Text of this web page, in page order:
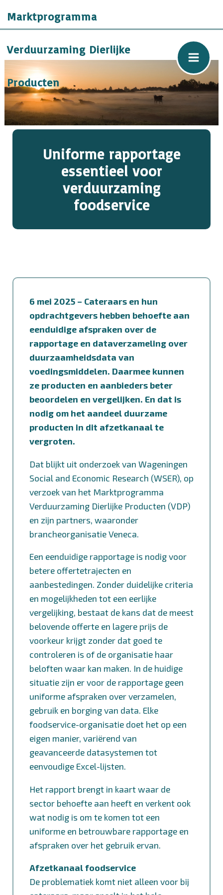
naar
de
Marktprogramma
Verduurzaming Dierlijke
Producten
Uniforme rapportage
essentieel voor
verduurzaming
foodservice
6 mei 2025 – Cateraars en hun
opdrachtgevers hebben behoefte aan
eenduidige afspraken over de
rapportage en dataverzameling over
duurzaamheidsdata van
voedingsmiddelen. Daarmee kunnen
ze producten en aanbieders beter
beoordelen en vergelijken. En dat is
nodig om het aandeel duurzame
producten in dit afzetkanaal te
vergroten.
Dat blijkt uit onderzoek van Wageningen
Social and Economic Research (WSER), op
verzoek van het Marktprogramma
Verduurzaming Dierlijke Producten (VDP)
en zijn partners, waaronder
brancheorganisatie Veneca.
Een eenduidige rapportage is nodig voor
betere offertetrajecten en
aanbestedingen. Zonder duidelijke criteria
en mogelijkheden tot een eerlijke
vergelijking, bestaat de kans dat de meest
belovende offerte en lagere prijs de
voorkeur krijgt zonder dat goed te
controleren is of de organisatie haar
beloften waar kan maken. In de huidige
situatie zijn er voor de rapportage geen
uniforme afspraken over verzamelen,
gebruik en borging van data. Elke
foodservice-organisatie doet het op een
eigen manier, variërend van
geavanceerde datasystemen tot
eenvoudige Excel-lijsten.
Het rapport brengt in kaart waar de
sector behoefte aan heeft en verkent ook
wat nodig is om te komen tot een
uniforme en betrouwbare rapportage en
afspraken over het gebruik ervan.
Afzetkanaal foodservice
De problematiek komt niet alleen voor bij